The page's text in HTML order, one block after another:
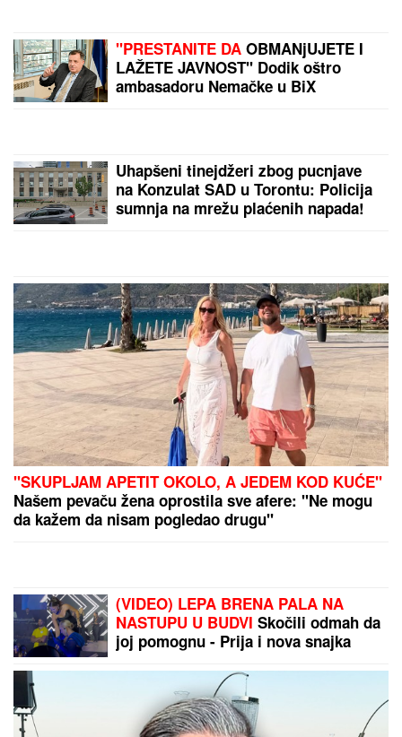
"PRESTANITE DA OBMANjUJETE I
LAŽETE JAVNOST" Dodik oštro
ambasadoru Nemačke u BiX
Uhapšeni tinejdžeri zbog pucnjave
na Konzulat SAD u Torontu: Policija
sumnja na mrežu plaćenih napada!
"SKUPLJAM APETIT OKOLO, A JEDEM KOD KUĆE"
Našem pevaču žena oprostila sve afere: "Ne mogu
da kažem da nisam pogledao drugu"
(VIDEO) LEPA BRENA PALA NA
NASTUPU U BUDVI Skočili odmah da
joj pomognu - Prija i nova snajka